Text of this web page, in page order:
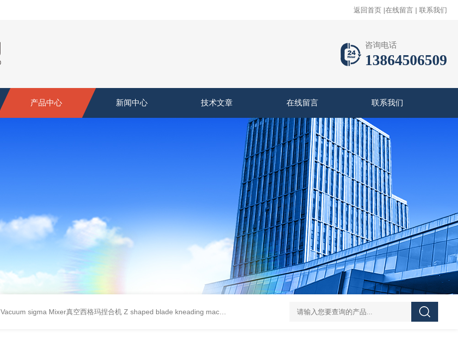
返回首页 |在线留言 | 联系我们
咨询电话
13864506509
产品中心 新闻中心 技术文章 在线留言 联系我们
Vacuum sigma Mixer真空西格玛捏合机 Z shaped blade kneading machineZ型捏合机 Z shaped blade sigma mixerZ型捏合机 Vacuum Kneader真